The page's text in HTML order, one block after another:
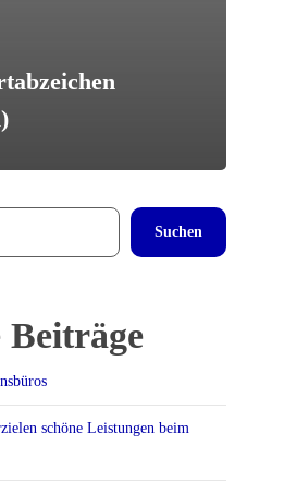
Suchen
Beiträge
schöne Leistungen beim